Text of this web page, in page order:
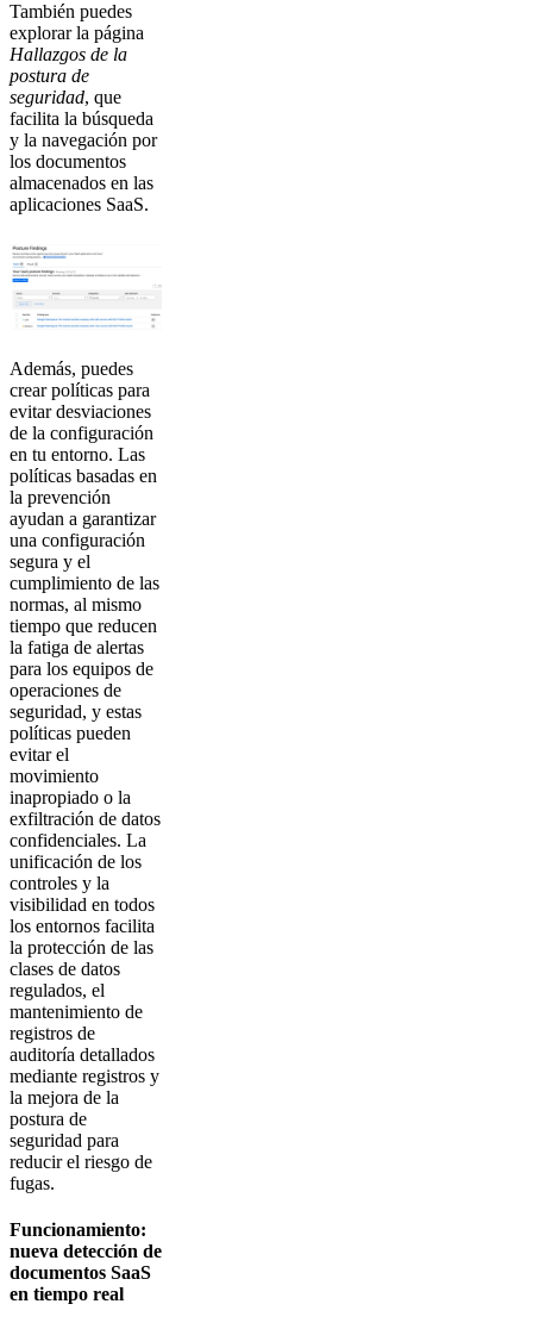
También puedes
explorar la página
Hallazgos de la
postura de
seguridad, que
facilita la búsqueda
y la navegación por
los documentos
almacenados en las
aplicaciones SaaS.
Además, puedes
crear políticas para
evitar desviaciones
de la configuración
en tu entorno. Las
políticas basadas en
la prevención
ayudan a garantizar
una configuración
segura y el
cumplimiento de las
normas, al mismo
tiempo que reducen
la fatiga de alertas
para los equipos de
operaciones de
seguridad, y estas
políticas pueden
evitar el
movimiento
inapropiado o la
exfiltración de datos
confidenciales. La
unificación de los
controles y la
visibilidad en todos
los entornos facilita
la protección de las
clases de datos
regulados, el
mantenimiento de
registros de
auditoría detallados
mediante registros y
la mejora de la
postura de
seguridad para
reducir el riesgo de
fugas.
Funcionamiento:
nueva detección de
documentos SaaS
en tiempo real